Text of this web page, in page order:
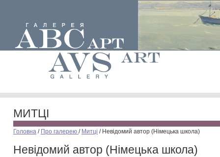
МИТЦІ
Головна / Про галерею / Митці / Невідомий автор (Німецька школа)
Невідомий автор (Німецька школа)